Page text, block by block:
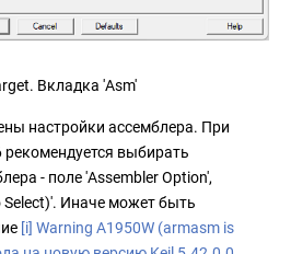
Вкладка 'Asm'
настройки ассемблера. При
рекомендуется выбирать
- поле 'Assembler Option',
Select)'. Иначе может быть
[i] Warning A1950W (armasm is